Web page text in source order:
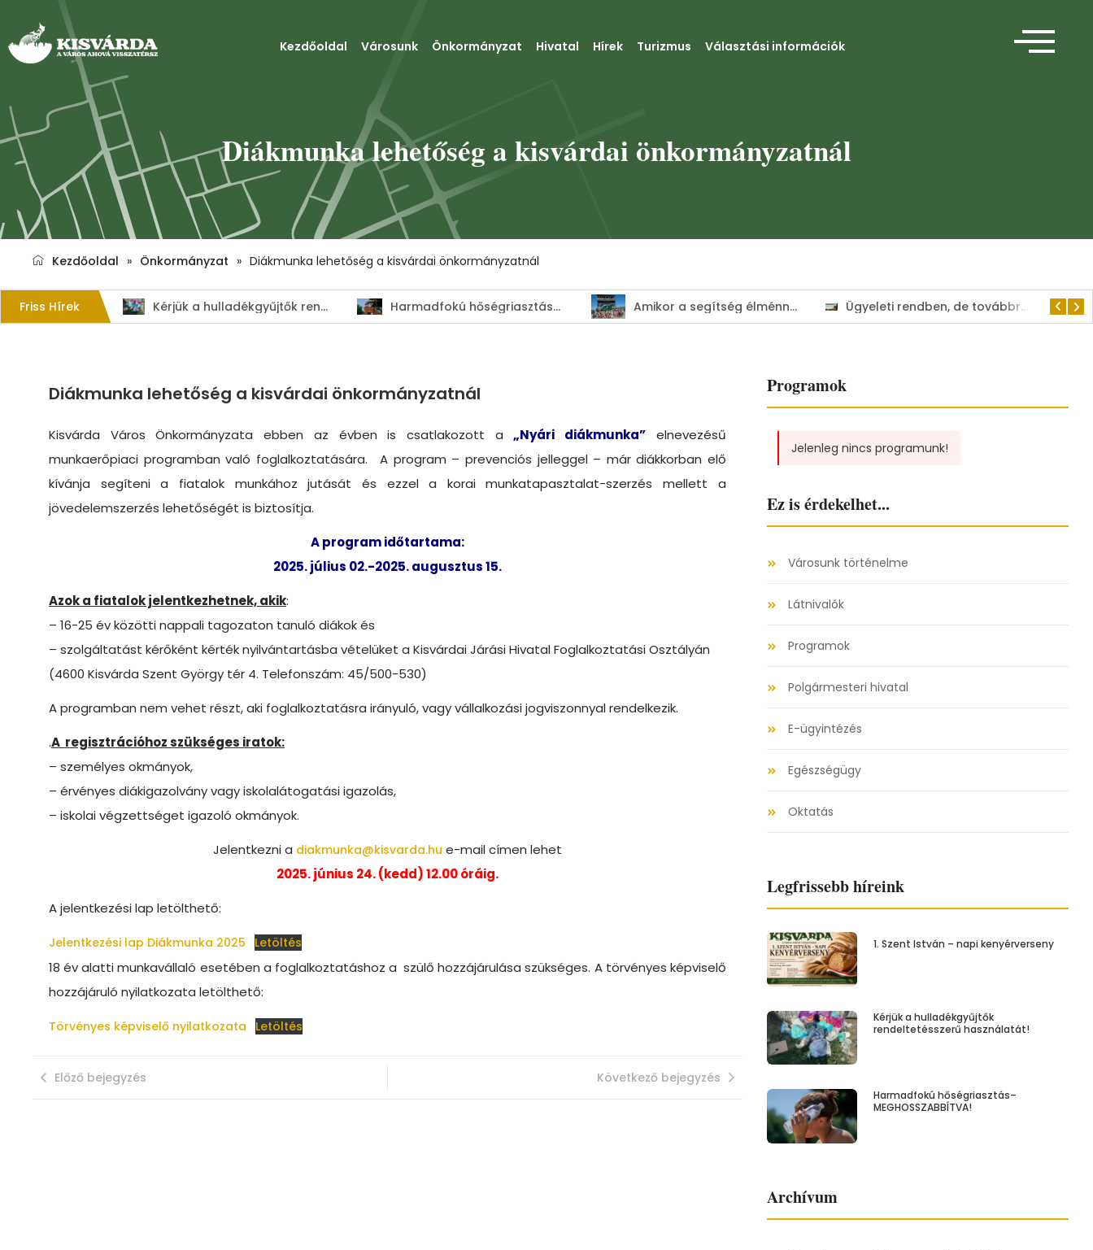
Kezdőoldal Városunk Önkormányzat Hivatal Hírek Turizmus Választási információk
Diákmunka lehetőség a kisvárdai önkormányzatnál
Kezdőoldal » Önkormányzat » Diákmunka lehetőség a kisvárdai önkormányzatnál
Friss Hírek Kérjük a hulladékgyűjtők rendeltetésszerű használatát! Harmadfokú hőségriasztás–MEGHOSSZABBÍTVA! Amikor a segítség élménnyé válik Ügyeleti rendben, de továbbra is a lakosság szolgálatában tart nyitva a Kisvárdai Polgármesteri Hivatal
Diákmunka lehetőség a kisvárdai önkormányzatnál
Kisvárda Város Önkormányzata ebben az évben is csatlakozott a„Nyári diákmunka” elnevezésű
munkaerőpiaci programban való foglalkoztatására. A program – prevenciós jelleggel – már diákkorban elő
kívánja segíteni a fiatalok munkához jutását és ezzel a korai munkatapasztalat-szerzés mellett a
jövedelemszerzés lehetőségét is biztosítja.
A program időtartama:
2025. július 02.-2025. augusztus 15.
Azok a fiatalok jelentkezhetnek, akik:
– 16-25 év közötti nappali tagozaton tanuló diákok és
– szolgáltatást kérőként kérték nyilvántartásba vételüket a Kisvárdai Járási Hivatal Foglalkoztatási Osztályán
(4600 Kisvárda Szent György tér 4. Telefonszám: 45/500-530)
A programban nem vehet részt, aki foglalkoztatásra irányuló, vagy vállalkozási jogviszonnyal rendelkezik.
.A regisztrációhoz szükséges iratok:
– személyes okmányok,
– érvényes diákigazolvány vagy iskolalátogatási igazolás,
– iskolai végzettséget igazoló okmányok.
Jelentkezni a diakmunka@kisvarda.hu e-mail címen lehet
2025. június 24. (kedd) 12.00 óráig.
A jelentkezési lap letölthető:
Jelentkezési lap Diákmunka 2025 Letöltés
18 év alatti munkavállaló esetében a foglalkoztatáshoz a szülő hozzájárulása szükséges. A törvényes képviselő
hozzájáruló nyilatkozata letölthető:
Törvényes képviselő nyilatkozata Letöltés
Előző bejegyzés Következő bejegyzés
Programok
Jelenleg nincs programunk!
Ez is érdekelhet...
Városunk történelme
Látnivalók
Programok
Polgármesteri hivatal
E-ügyintézés
Egészségügy
Oktatás
Legfrissebb híreink
1. Szent István – napi kenyérverseny
Kérjük a hulladékgyűjtők
rendeltetésszerű használatát!
Harmadfokú hőségriasztás–
MEGHOSSZABBÍTVA!
Archívum